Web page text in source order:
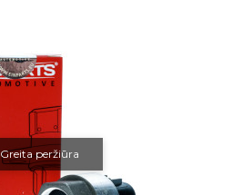
Greita peržiūra